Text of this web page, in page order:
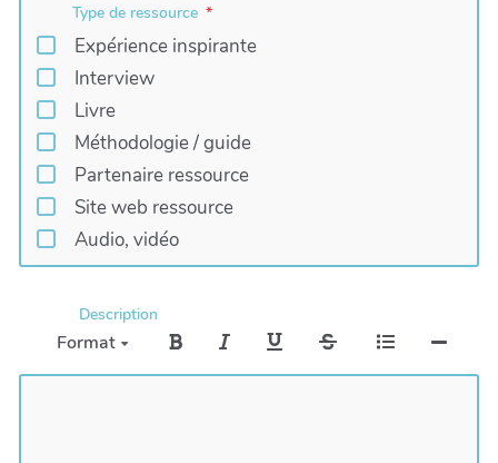
Type de ressource
Expérience inspirante
Interview
Livre
Méthodologie / guide
Partenaire ressource
Site web ressource
Audio, vidéo
Description
Format